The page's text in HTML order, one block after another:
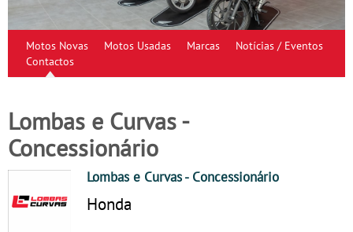
Motos Novas Motos Usadas Marcas
Notícias / Eventos
Contactos
Lombas e Curvas -
Concessionário
Lombas e Curvas- Concessionário
Honda